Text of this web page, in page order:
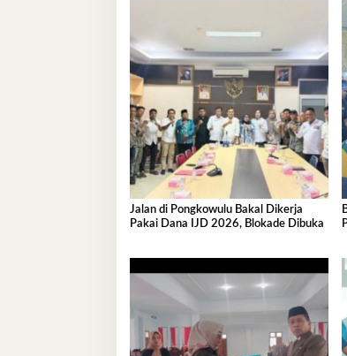
Jalan di Pongkowulu Bakal Dikerja
Pakai Dana IJD 2026, Blokade Dibuka